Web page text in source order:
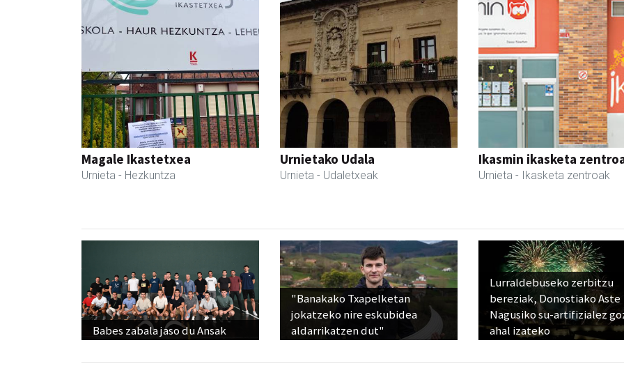
Magale Ikastetxea
Urnieta - Hezkuntza
Urnietako Udala
Urnieta - Udaletxeak
Ikasmin ikasketa
Urnieta - Ikasketa zentroak
Babes zabala jaso du Ansak
"Banakako Txapelketan
jokatzeko nire eskubidea
aldarrikatzen dut"
Lurraldebuseko zerbitzu
bereziak, Donostiako Aste
Nagusiko su-artifizialez
ahal izateko